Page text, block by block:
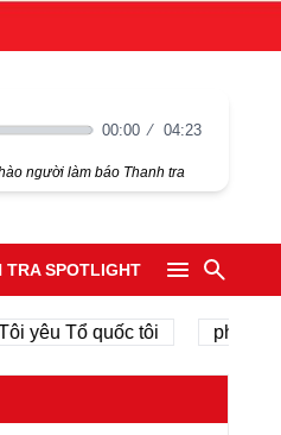
00:00 04:23
người làm báo Thanh tra
TRA SPOTLIGHT
yêu Tổ quốc tôi phát